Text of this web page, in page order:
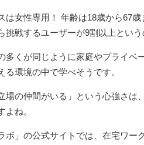
たちの声が掲載されているので、
クは、単なる収入源ではなく、自
めるにはハードルがやや高く感じ